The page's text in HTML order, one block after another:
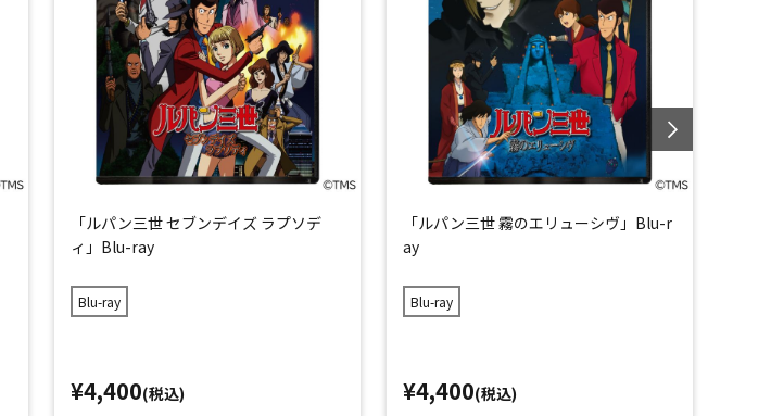
「ルパン三世 セブンデイズ ラプソデ
ィ」Blu-ray
Blu-ray
¥4,400(税込)
「ルパン三世 霧のエリューシヴ」Blu-r
ay
Blu-ray
¥4,400(税込)